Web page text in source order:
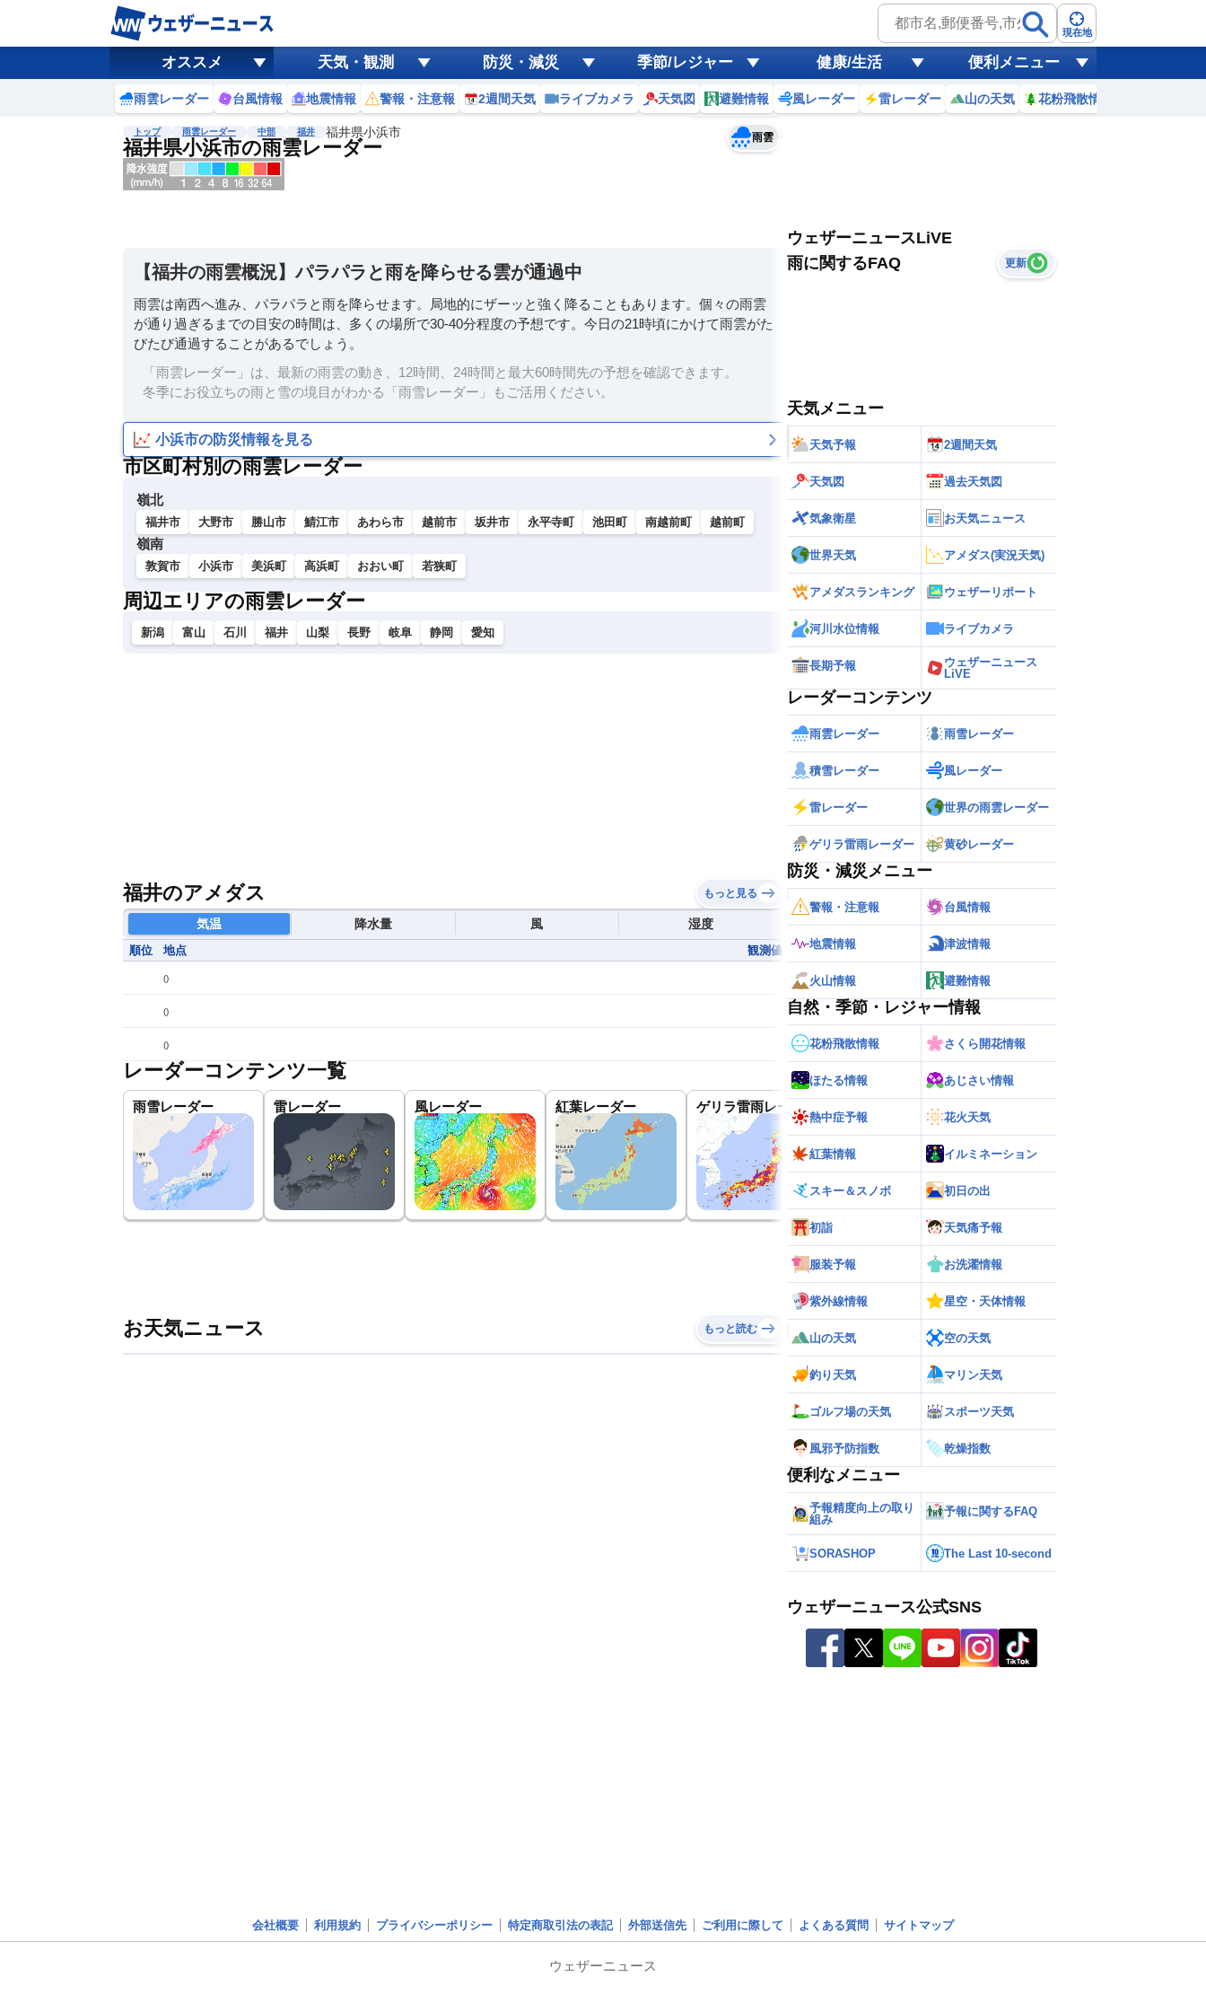
現在地
オススメ 天気・観測 防災・減災 季節/レジャー 健康/生活 便利メニュー
雨雲レーダー 台風情報 地震情報 警報・注意報 2週間天気 ライブカメラ 天気図 避難情報 風レーダー 雷レーダー 山の天気 花粉飛散情報
トップ 雨雲レーダー 中部 福井 福井県小浜市
福井県小浜市の雨雲レーダー 雨雲
予報士コメント
黄砂
天気 台風
【福井の雨雲概況】パラパラと雨を降らせる雲が通過中
雨雲は南西へ進み、パラパラと雨を降らせます。局地的にザーッと強く降ることもあります。個々の雨雲
が通り過ぎるまでの目安の時間は、多くの場所で30-40分程度の予想です。今日の21時頃にかけて雨雲がた
びたび通過することがあるでしょう。
「雨雲レーダー」は、最新の雨雲の動き、12時間、24時間と最大60時間先の予想を確認できます。
冬季にお役立ちの雨と雪の境目がわかる「雨雪レーダー」もご活用ください。
小浜市の防災情報を見る
市区町村別の雨雲レーダー
嶺北
福井市 大野市 勝山市 鯖江市 あわら市 越前市 坂井市 永平寺町 池田町 南越前町 越前町
嶺南
敦賀市 小浜市 美浜町 高浜町 おおい町 若狭町
周辺エリアの雨雲レーダー
新潟 富山 石川 福井 山梨 長野 岐阜 静岡 愛知
福井のアメダス もっと見る
気温 降水量 風 湿度
順位 地点 観測値
()
()
()
レーダーコンテンツ一覧
雨雪レーダー 雷レーダー 風レーダー 紅葉レーダー ゲリラ雷雨レーダー 世界の雨雲レーダー
お天気ニュース もっと読む
ウェザーニュースLiVE
雨に関するFAQ
更新
天気メニュー
天気予報 2週間天気
天気図 過去天気図
気象衛星 お天気ニュース
世界天気 アメダス(実況天気)
アメダスランキング ウェザーリポート
河川水位情報 ライブカメラ
長期予報
ウェザーニュース
LiVE
レーダーコンテンツ
雨雲レーダー 雨雪レーダー
積雪レーダー 風レーダー
雷レーダー 世界の雨雲レーダー
ゲリラ雷雨レーダー 黄砂レーダー
防災・減災メニュー
警報・注意報 台風情報
地震情報 津波情報
火山情報 避難情報
自然・季節・レジャー情報
花粉飛散情報 さくら開花情報
ほたる情報 あじさい情報
熱中症予報 花火天気
紅葉情報 イルミネーション
スキー＆スノボ 初日の出
初詣 天気痛予報
服装予報 お洗濯情報
紫外線情報 星空・天体情報
山の天気 空の天気
釣り天気 マリン天気
ゴルフ場の天気 スポーツ天気
風邪予防指数 乾燥指数
便利なメニュー
予報精度向上の取り
組み
予報に関するFAQ
SORASHOP The Last 10-second
ウェザーニュース公式SNS
会社概要 利用規約 プライバシーポリシー 特定商取引法の表記 外部送信先 ご利用に際して よくある質問 サイトマップ
ウェザーニュース